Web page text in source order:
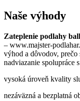
Naše výhody
Zateplenie podlahy
– www.majster-
výhod a dôvodov, prečo
nadviazanie spolupráce
vysoká úroveň kvality
nezáväzná a bezplatná